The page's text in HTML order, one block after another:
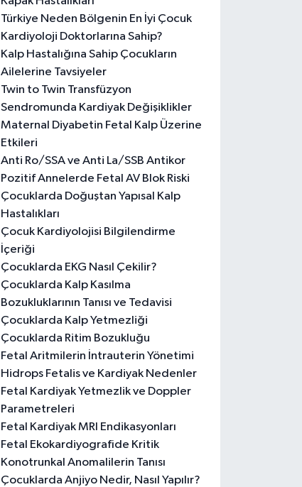
Türkiye Neden Bölgenin En İyi Çocuk
Kardiyoloji Doktorlarına Sahip?
Kalp Hastalığına Sahip Çocukların
Ailelerine Tavsiyeler
Twin to Twin Transfüzyon
Sendromunda Kardiyak Değişiklikler
Maternal Diyabetin Fetal Kalp Üzerine
Etkileri
Anti Ro/SSA ve Anti La/SSB Antikor
Pozitif Annelerde Fetal AV Blok Riski
Çocuklarda Doğuştan Yapısal Kalp
Hastalıkları
Çocuk Kardiyolojisi Bilgilendirme
İçeriği
Çocuklarda EKG Nasıl Çekilir?
Çocuklarda Kalp Kasılma
Bozukluklarının Tanısı ve Tedavisi
Çocuklarda Kalp Yetmezliği
Çocuklarda Ritim Bozukluğu
Fetal Aritmilerin İntrauterin Yönetimi
Hidrops Fetalis ve Kardiyak Nedenler
Fetal Kardiyak Yetmezlik ve Doppler
Parametreleri
Fetal Kardiyak MRI Endikasyonları
Fetal Ekokardiyografide Kritik
Konotrunkal Anomalilerin Tanısı
Çocuklarda Anjiyo Nedir, Nasıl Yapılır?